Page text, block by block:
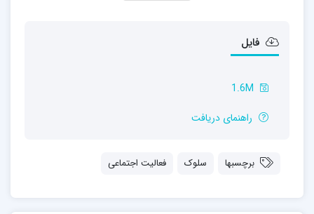
فایل
1.6M
راهنمای دریافت
برچسبها سلوک فعالیت اجتماعی